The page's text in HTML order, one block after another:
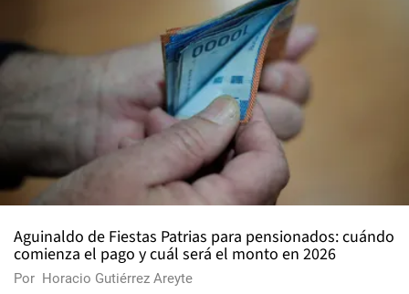
Aguinaldo de Fiestas Patrias para pensionados: cuándo
comienza el pago y cuál será el monto en 2026
Por Horacio Gutiérrez Areyte